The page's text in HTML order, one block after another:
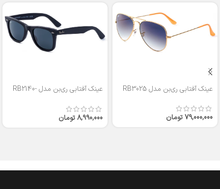
عینک آفتابی ری‌بن مدل RB3025
79,000,000تومان
عینک آفتابی ری‌بن مدل RB2140-
8,990,000تومان